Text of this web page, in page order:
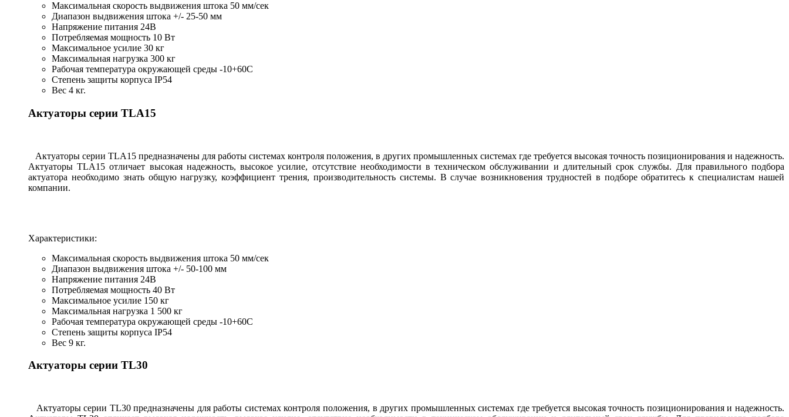
Максимальная скорость выдвижения штока 50 мм/сек
Диапазон выдвижения штока +/- 25-50 мм
Напряжение питания 24В
Потребляемая мощность 10 Вт
Максимальное усилие 30 кг
Максимальная нагрузка 300 кг
Рабочая температура окружающей среды -10+60С
Степень защиты корпуса IP54
Вес 4 кг.
Актуаторы серии TLA15
Актуаторы серии TLA15 предназначены для работы системах контроля положения, в других промышленных системах где требуется высокая точность позиционирования и надежность.
Актуаторы TLA15 отличает высокая надежность, высокое усилие, отсутствие необходимости в техническом обслуживании и длительный срок службы. Для правильного подбора
актуатора необходимо знать общую нагрузку, коэффициент трения, производительность системы. В случае возникновения трудностей в подборе обратитесь к специалистам нашей
компании.
Характеристики:
Максимальная скорость выдвижения штока 50 мм/сек
Диапазон выдвижения штока +/- 50-100 мм
Напряжение питания 24В
Потребляемая мощность 40 Вт
Максимальное усилие 150 кг
Максимальная нагрузка 1 500 кг
Рабочая температура окружающей среды -10+60С
Степень защиты корпуса IP54
Вес 9 кг.
Актуаторы серии TL30
Актуаторы серии TL30 предназначены для работы системах контроля положения, в других промышленных системах где требуется высокая точность позиционирования и надежность.